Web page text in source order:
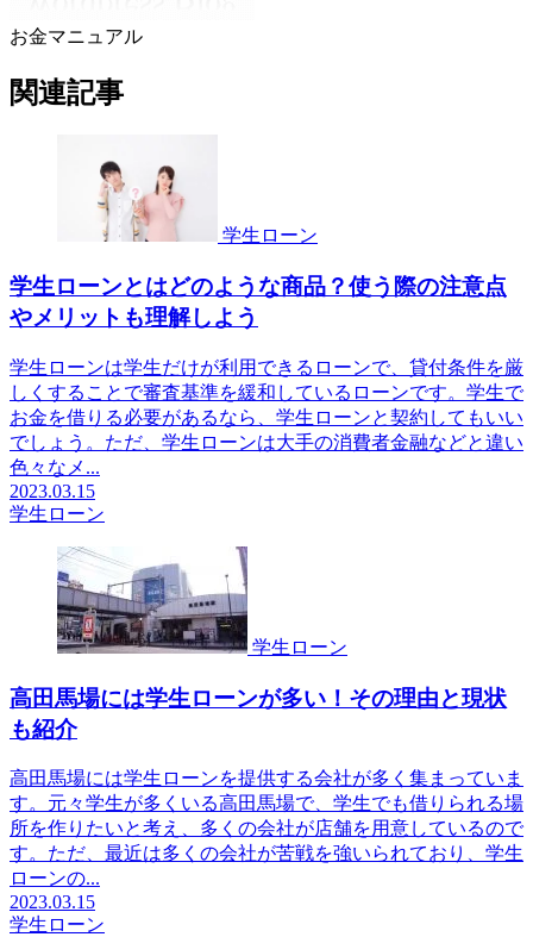
お金マニュアル
関連記事
学生ローン
学生ローンとはどのような商品？使う際の注意点
やメリットも理解しよう
学生ローンは学生だけが利用できるローンで、貸付条件を厳
しくすることで審査基準を緩和しているローンです。学生で
お金を借りる必要があるなら、学生ローンと契約してもいい
でしょう。ただ、学生ローンは大手の消費者金融などと違い
色々なメ...
2023.03.15
学生ローン
学生ローン
高田馬場には学生ローンが多い！その理由と現状
も紹介
高田馬場には学生ローンを提供する会社が多く集まっていま
す。元々学生が多くいる高田馬場で、学生でも借りられる場
所を作りたいと考え、多くの会社が店舗を用意しているので
す。ただ、最近は多くの会社が苦戦を強いられており、学生
ローンの...
2023.03.15
学生ローン